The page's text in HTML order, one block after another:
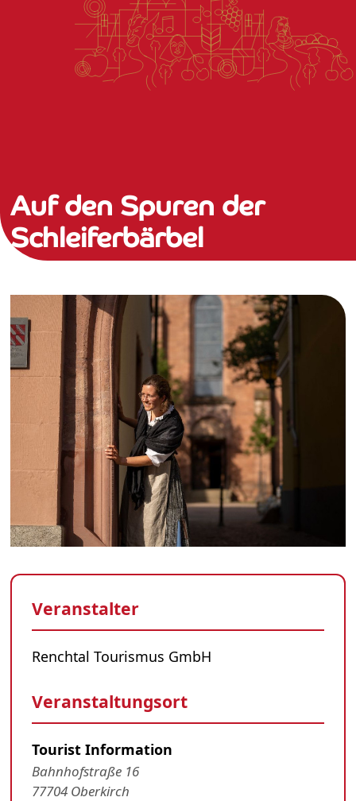
Auf den Spuren der
Schleiferbärbel
Veranstalter
Renchtal Tourismus GmbH
Veranstaltungsort
Tourist Information
Bahnhofstraße 16
77704 Oberkirch